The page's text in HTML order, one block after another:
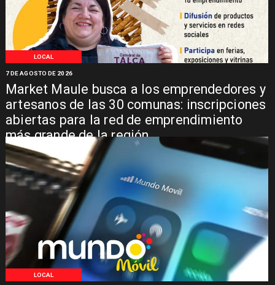
LOCAL
Market Maule busca a los emprendedores y
artesanos de las 30 comunas: inscripciones
abiertas para la red de emprendimiento
más grande de la región
7 DE AGOSTO DE 2026
LOCAL